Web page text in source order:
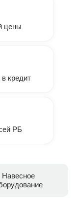
цены
кредит
РБ
Навесное